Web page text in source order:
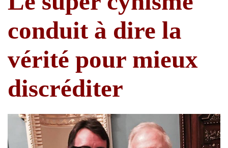
conduit à dire la
vérité pour mieux
discréditer